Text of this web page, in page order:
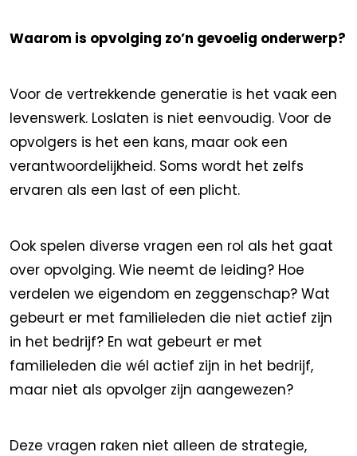
Waarom is opvolging zo’n gevoelig onderwerp?
Voor de vertrekkende generatie is het vaak een
levenswerk. Loslaten is niet eenvoudig. Voor de
opvolgers is het een kans, maar ook een
verantwoordelijkheid. Soms wordt het zelfs
ervaren als een last of een plicht.
Ook spelen diverse vragen een rol als het gaat
over opvolging. Wie neemt de leiding? Hoe
verdelen we eigendom en zeggenschap? Wat
gebeurt er met familieleden die niet actief zijn
in het bedrijf? En wat gebeurt er met
familieleden die wél actief zijn in het bedrijf,
maar niet als opvolger zijn aangewezen?
Deze vragen raken niet alleen de strategie,